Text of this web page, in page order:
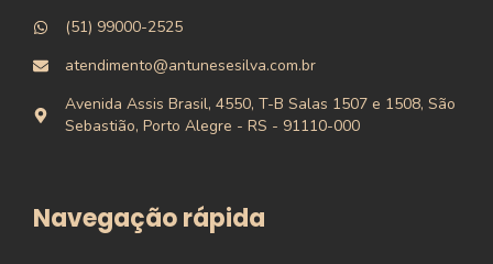
(51) 99000-2525
atendimento@antunesesilva.com.br
Avenida Assis Brasil, 4550, T-B Salas 1507 e 1508, São
Sebastião, Porto Alegre - RS - 91110-000
Navegação rápida